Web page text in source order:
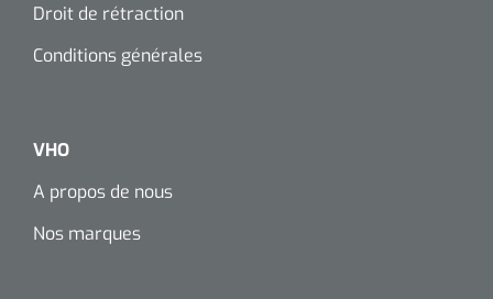
Droit de rétraction
Conditions générales
VHO
A propos de nous
Nos marques